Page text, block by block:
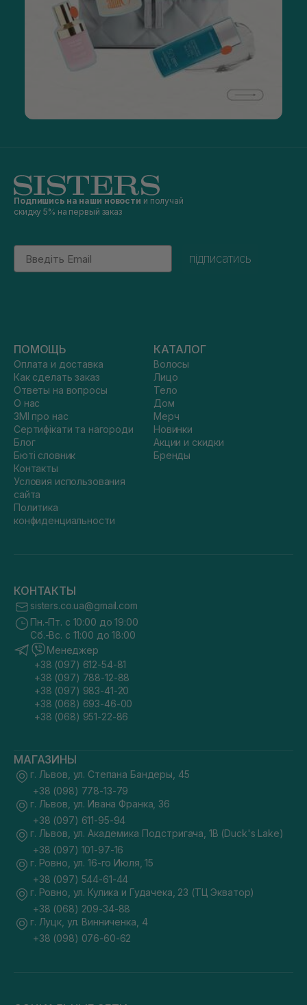
Подпишись на наши новости и получай
скидку 5% на первый заказ
Email
підписатись
ПОМОЩЬ
Оплата и доставка
Как сделать заказ
Ответы на вопросы
О нас
ЗМІ про нас
Сертифікати та нагороди
Блог
Бюті словник
Контакты
Условия использования
сайта
Политика
конфиденциальности
КАТАЛОГ
Волосы
Лицо
Тело
Дом
Мерч
Новинки
Акции и скидки
Бренды
КОНТАКТЫ
sisters.co.ua@gmail.com
Пн.-Пт. с 10:00 до 19:00
Сб.-Вс. с 11:00 до 18:00
Менеджер
+38 (097) 612-54-81
+38 (097) 788-12-88
+38 (097) 983-41-20
+38 (068) 693-46-00
+38 (068) 951-22-86
МАГАЗИНЫ
г. Львов, ул. Степана Бандеры, 45
+38 (098) 778-13-79
г. Львов, ул. Ивана Франка, 36
+38 (097) 611-95-94
г. Львов, ул. Академика Подстригача, 1В (Duck's Lake)
+38 (097) 101-97-16
г. Ровно, ул. 16-го Июля, 15
+38 (097) 544-61-44
г. Ровно, ул. Кулика и Гудачека, 23 (ТЦ Экватор)
+38 (068) 209-34-88
г. Луцк, ул. Винниченка, 4
+38 (098) 076-60-62